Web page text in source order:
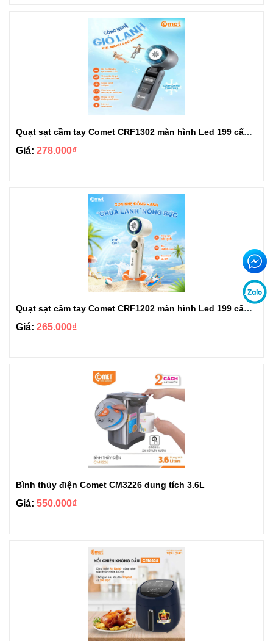
Quạt sạt cầm tay Comet CRF1302 màn hình Led 199 cấp độ gió tùy chỉnh
Giá: 278.000₫
Quạt sạt cầm tay Comet CRF1202 màn hình Led 199 cấp độ gió tùy chỉnh
Giá: 265.000₫
Bình thủy điện Comet CM3226 dung tích 3.6L
Giá: 550.000₫